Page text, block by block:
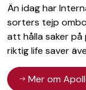
Än idag har
sorters tejp
att hålla saker
riktig life saver
Mer om